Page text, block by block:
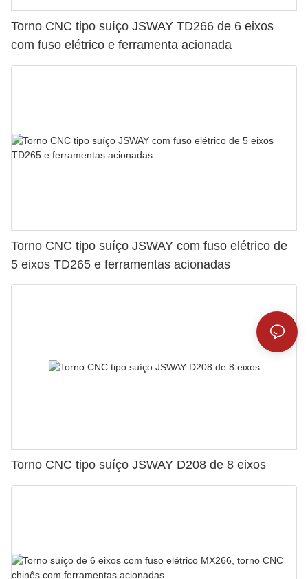
Torno CNC tipo suíço JSWAY TD266 de 6 eixos
com fuso elétrico e ferramenta acionada
Torno CNC tipo suíço JSWAY com fuso elétrico de
5 eixos TD265 e ferramentas acionadas
Torno CNC tipo suíço JSWAY D208 de 8 eixos